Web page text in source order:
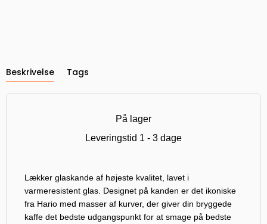
Beskrivelse Tags
På lager
Leveringstid 1 - 3 dage
Lækker glaskande af højeste kvalitet, lavet i
varmeresistent glas. Designet på kanden er det ikoniske
fra Hario med masser af kurver, der giver din bryggede
kaffe det bedste udgangspunkt for at smage på bedste